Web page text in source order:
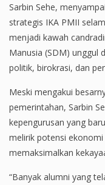
Sarbin Sehe,
strategis IKA PMII
menjadi kawah
Manusia (SDM) unggul
politik, birokrasi, dan
Meski mengakui
pemerintahan, Sarbin
kepengurusan yang
melirik potensi
memaksimalkan
“Banyak alumni yang